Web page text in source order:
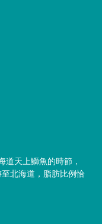
道天上鰤魚的時節，
北海道，脂肪比例恰